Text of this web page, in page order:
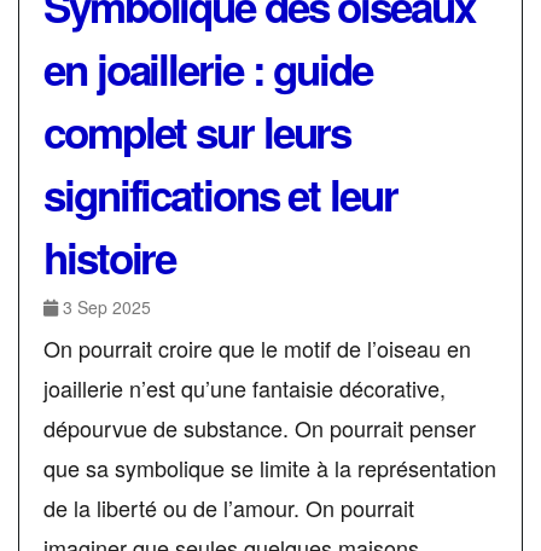
en joaillerie : guide
complet sur leurs
significations et leur
histoire
3 Sep 2025
On pourrait croire que le motif de l’oiseau en
joaillerie n’est qu’une fantaisie décorative,
dépourvue de substance. On pourrait penser
que sa symbolique se limite à la représentation
de la liberté ou de l’amour. On pourrait